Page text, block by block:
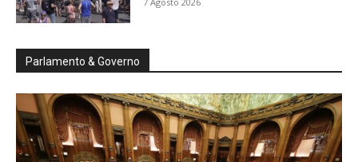
Parlamento & Governo